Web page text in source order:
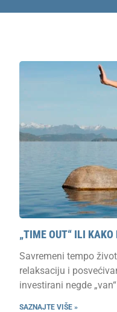
„TIME OUT“ ILI
Savremeni tempo
relaksaciju i
investirani negde
SAZNAJTE VIŠE »